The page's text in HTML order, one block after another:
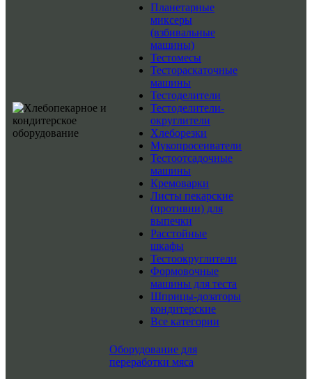
Планетарные
миксеры
(взбивальные
машины)
Тестомесы
Тестораскаточные
машины
Тестоделители
Тестоделители-
округлители
Хлеборезки
Мукопросеиватели
Тестоотсадочные
машины
Кремоварки
Листы пекарские
(противни) для
выпечки
Расстойные
шкафы
Тестоокруглители
Формовочные
машины для теста
Шприцы-дозаторы
кондитерские
Все категории
Оборудование для
переработки мяса